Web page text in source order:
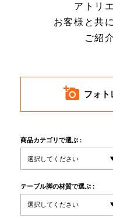
WEBカタログ
新入荷情報
INFORMATION
MOKUBA
アトリ
お客様と共
ご紹
フォト
商品カテゴリで選ぶ :
テーブル脚の材質で選ぶ :